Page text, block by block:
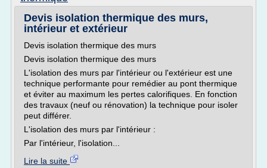
Devis isolation thermique des murs,
intérieur et extérieur
Devis isolation thermique des murs
Devis isolation thermique des murs
L'isolation des murs par l'intérieur ou l'extérieur est une
technique performante pour remédier au pont thermique
et éviter au maximum les pertes calorifiques. En fonction
des travaux (neuf ou rénovation) la technique pour isoler
peut différer.
L'isolation des murs par l'intérieur :
Par l'intérieur, l'isolation...
Lire la suite